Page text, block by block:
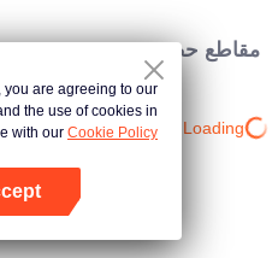
مقاطع حصرية
Loading…
you are agreeing to our
the use of cookies in
with our Cookie Policy.